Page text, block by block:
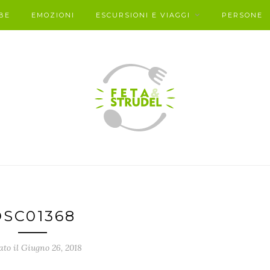
EMOZIONI ESCURSIONI E VIAGGI PERSONE
il Giugno 26, 2018